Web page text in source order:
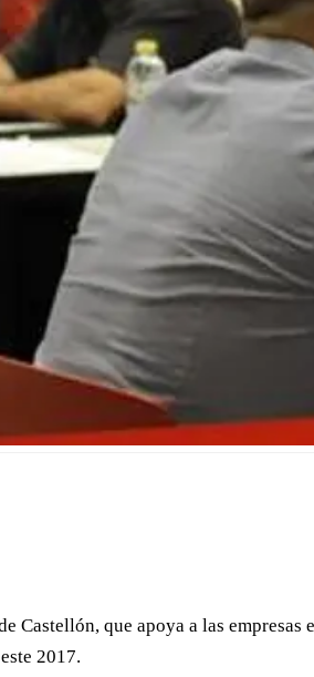
Castellón, que apoya a las
2017.